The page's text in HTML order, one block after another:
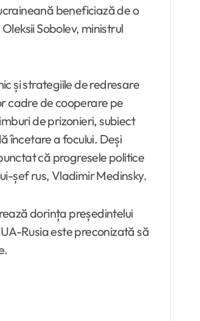
beneficiază de o
Sobolev, ministrul
și strategiile de redresare
cadre de cooperare pe
de prizonieri, subiect
încetare a focului. Deși
că progresele politice
șef rus, Vladimir Medinsky.
dorința președintelui
Rusia este preconizată să